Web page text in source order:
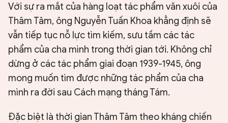
Với sự ra mắt của hàng loạt tác phẩm văn xuôi của
Thâm Tâm, ông Nguyễn Tuấn Khoa khẳng định sẽ
vẫn tiếp tục nỗ lực tìm kiếm, sưu tầm các tác
phẩm của cha mình trong thời gian tới. Không chỉ
dừng ở các tác phẩm giai đoạn 1939-1945, ông
mong muốn tìm được những tác phẩm của cha
mình ra đời sau Cách mạng tháng Tám.
Đặc biệt là thời gian Thâm Tâm theo kháng chiến